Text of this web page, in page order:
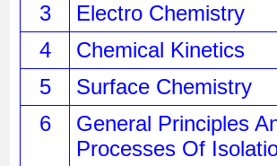
3
Electro Chemistry
4
Chemical Kinetics
5
Surface Chemistry
6
General Principles
Processes Of